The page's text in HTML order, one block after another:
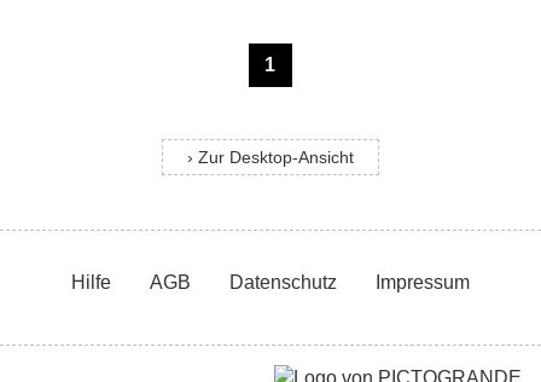
1
› Zur Desktop-Ansicht
Hilfe AGB Datenschutz Impressum